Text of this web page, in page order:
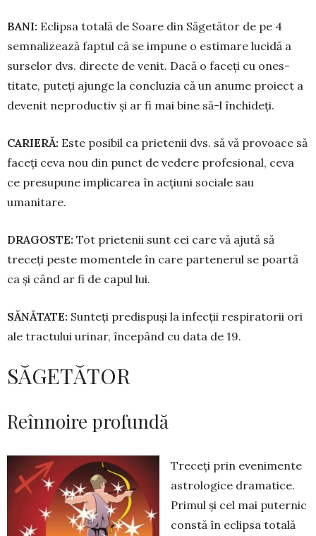
BANI: Eclipsa totală de Soare din Săgetător de pe 4
semnalizează fap­tul că se impune o estimare lucidă a
sur­selor dvs. directe de venit. Dacă o faceți cu ones­
titate, puteți ajunge la concluzia că un anume proiect a
devenit neproductiv și ar fi mai bine să-l închideți.
CARIERĂ: Este posibil ca prietenii dvs. să vă pro­voace să
faceți ceva nou din punct de vedere pro­fesional, ceva
ce presupune implicarea în ac­țiuni sociale sau
umanitare.
DRAGOSTE: Tot prietenii sunt cei care vă ajută să
treceți peste momentele în care partenerul se poartă
ca și când ar fi de capul lui.
SĂNĂTATE: Sunteți predispuși la infecții res­pi­ratorii ori
ale tractului urinar, începând cu data de 19.
SĂGETĂTOR
Reînnoire profundă
Treceți prin evenimente
astrologice dramatice.
Primul și cel mai puternic
constă în eclipsa totală